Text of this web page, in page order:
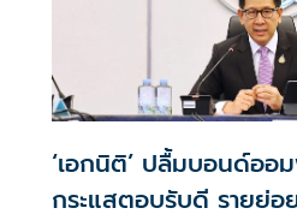
‘เอกนิติ’ ปลื้มบอนด์อ
กระแสตอบรับดี รายย่อ